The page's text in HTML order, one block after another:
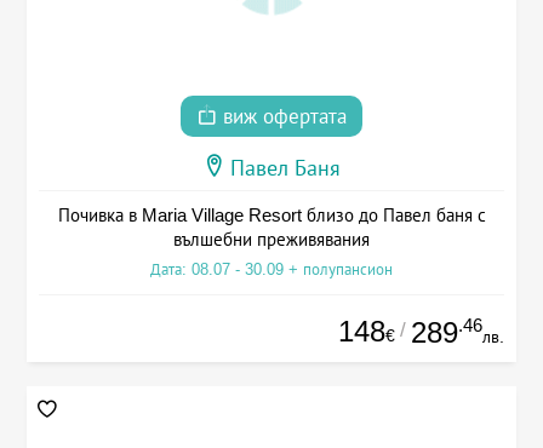
виж офертата
Павел Баня
Почивка в Maria Village Resort близо до Павел баня с
вълшебни преживявания
Дата: 08.07 - 30.09 + полупансион
148€ / 289.46
лв.